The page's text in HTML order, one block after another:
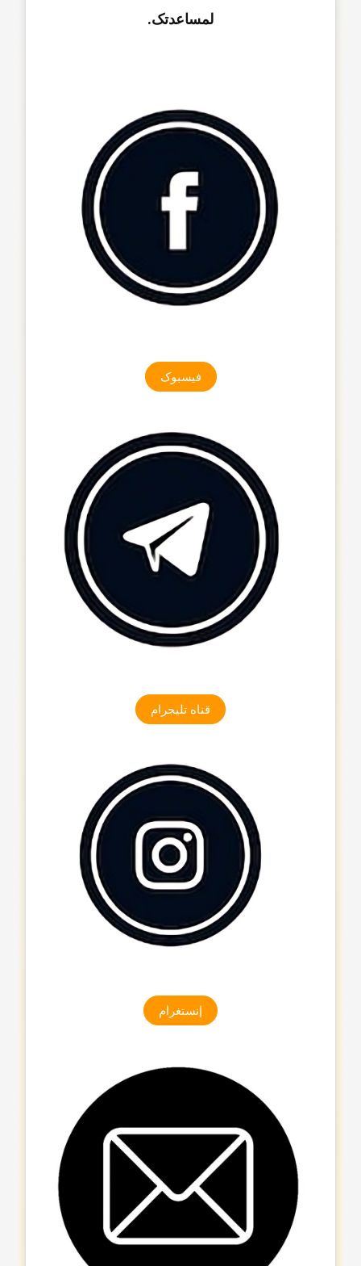
لمساعدتک.
فیسبوک
قناه تلیجرام
إنستغرام